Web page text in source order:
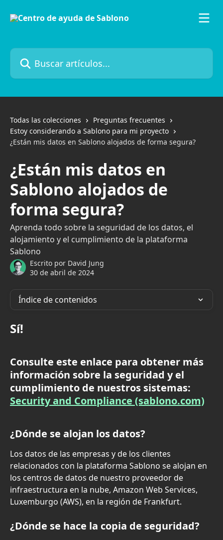
Buscar artículos...
Todas las colecciones
Preguntas frecuentes
Estoy considerando a Sablono para mi proyecto
¿Están mis datos en Sablono alojados de forma segura?
¿Están mis datos en
Sablono alojados de
forma segura?
Aprenda todo sobre la seguridad de los datos, el
alojamiento y el cumplimiento de la plataforma
Sablono
Escrito por David Jung
30 de abril de 2024
Índice de contenidos
Sí!
Consulte este enlace para obtener más
información sobre la seguridad y el
cumplimiento de nuestros sistemas:
Security and Compliance (sablono.com)
¿Dónde se alojan los datos?
Los datos de las empresas y de los clientes
relacionados con la plataforma Sablono se alojan en
los centros de datos de nuestro proveedor de
infraestructura en la nube, Amazon Web Services,
Luxemburgo (AWS), en la región de Frankfurt.
¿Dónde se hace la copia de seguridad?